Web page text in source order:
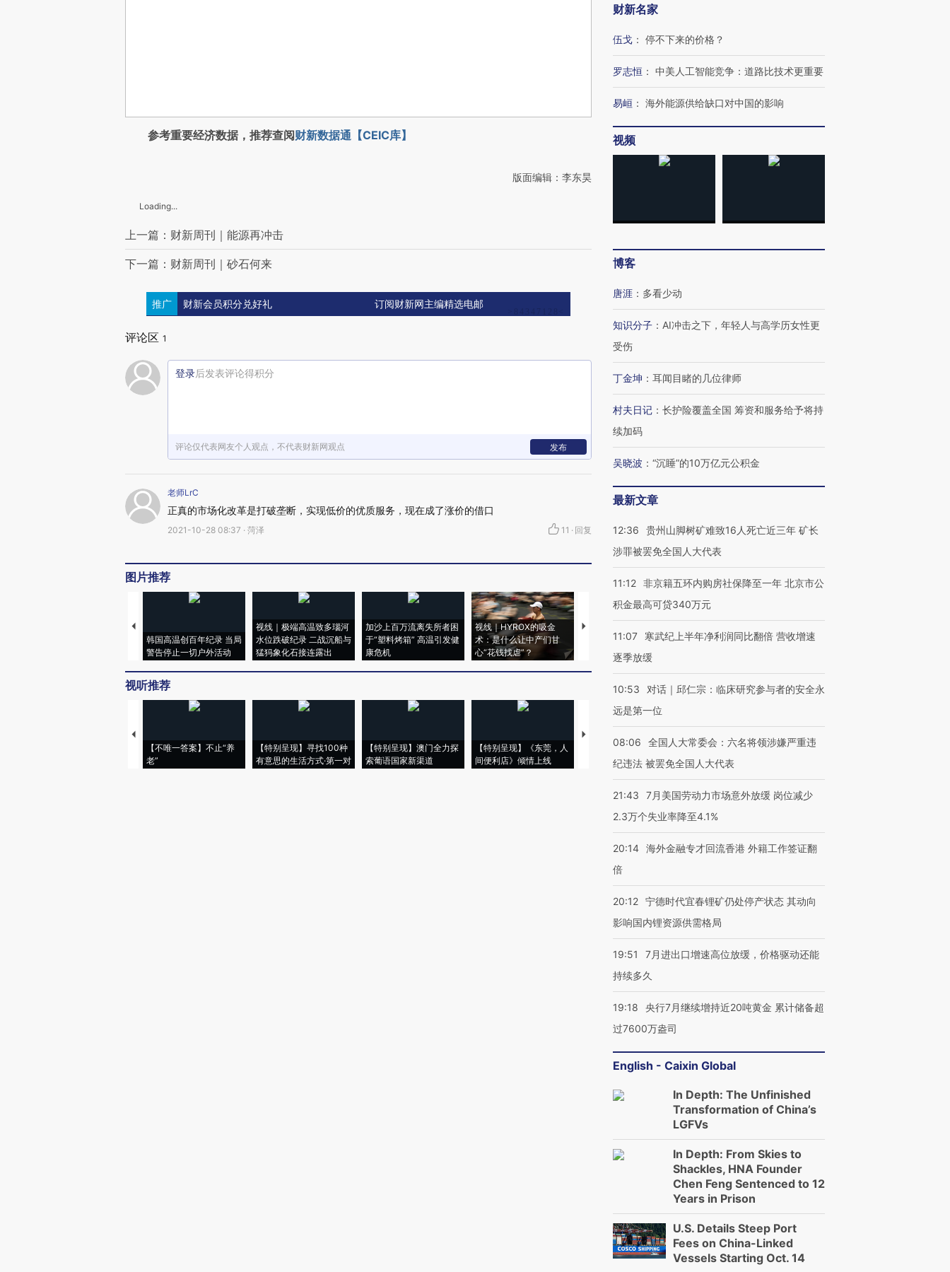
参考重要经济数据，推荐查阅财新数据通【CEIC库】
版面编辑：李东昊
Loading...
上一篇：财新周刊｜能源再冲击
下一篇：财新周刊｜砂石何来
推广 财新会员积分兑好礼 订阅财新网主编精选电邮
评论区 1
登录后发表评论得积分
评论仅代表网友个人观点，不代表财新网观点 发布
老师LrC
正真的市场化改革是打破垄断，实现低价的优质服务，现在成了涨价的借口
2021-10-28 08:37 · 菏泽 11 · 回复
图片推荐
韩国高温创百年纪录 当局
警告停止一切户外活动
视线｜极端高温致多瑙河
水位跌破纪录 二战沉船与
猛犸象化石接连露出
加沙上百万流离失所者困
于“塑料烤箱” 高温引发健
康危机
视线｜HYROX的吸金
术：是什么让中产们甘
心“花钱找虐”？
马航飞行员跨国走私7万
粒摇头丸 尿检体内含3种
度Z世代 用街头抗争将教
机”？难民潮撕裂西班牙
视听推荐
【不唯一答案】不止“养
老”
【特别呈现】寻找100种
有意思的生活方式·第一对
【特别呈现】澳门全力探
索葡语国家新渠道
【特别呈现】《东莞，人
间便利店》倾情上线
【推广】走进第四届链博
会，让数智科技“链”接产
【特别呈现】寻找100种
有意思的生活方式·第三对
【商旅对话】华住集团
CFO：不靠规模取胜，华
财新名家
伍戈 ： 停不下来的价格？
罗志恒 ： 中美人工智能竞争：道路比技术更重要
易峘 ： 海外能源供给缺口对中国的影响
视频
博客
唐涯 ： 多看少动
知识分子 ： AI冲击之下，年轻人与高学历女性更
受伤
丁金坤 ： 耳闻目睹的几位律师
村夫日记 ： 长护险覆盖全国 筹资和服务给予将持
续加码
吴晓波 ： “沉睡”的10万亿元公积金
最新文章
12:36
贵州山脚树矿难致16人死亡近三年 矿长
涉罪被罢免全国人大代表
11:12 非京籍五环内购房社保降至一年 北京市公
积金最高可贷340万元
11:07
寒武纪上半年净利润同比翻倍 营收增速
逐季放缓
10:53
对话｜邱仁宗：临床研究参与者的安全永
远是第一位
08:06
全国人大常委会：六名将领涉嫌严重违
纪违法 被罢免全国人大代表
21:43
7月美国劳动力市场意外放缓 岗位减少
2.3万个失业率降至4.1%
20:14 海外金融专才回流香港 外籍工作签证翻
倍
20:12 宁德时代宜春锂矿仍处停产状态 其动向
影响国内锂资源供需格局
19:51
7月进出口增速高位放缓，价格驱动还能
持续多久
19:18
央行7月继续增持近20吨黄金 累计储备超
过7600万盎司
English - Caixin Global
In Depth: The Unfinished
Transformation of China’s
LGFVs
In Depth: From Skies to
Shackles, HNA Founder
Chen Feng Sentenced to 12
Years in Prison
U.S. Details Steep Port
Fees on China-Linked
Vessels Starting Oct. 14